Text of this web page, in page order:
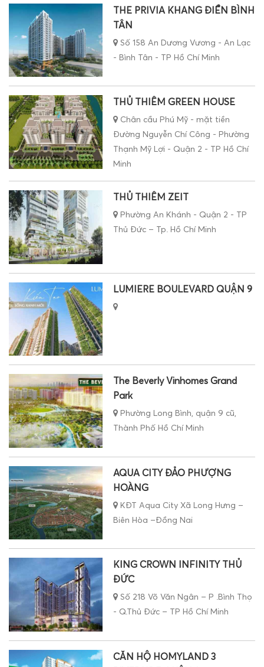
THE PRIVIA KHANG ĐIỀN BÌNH
TÂN
Số 158 An Dương Vương - An Lạc
- Bình Tân - TP Hồ Chí Minh
THỦ THIÊM GREEN HOUSE
Chân cầu Phú Mỹ - mặt tiền
Đường Nguyễn Chí Công - Phường
Thạnh Mỹ Lợi - Quận 2 - TP Hồ Chí
Minh
THỦ THIÊM ZEIT
Phường An Khánh - Quận 2 - TP
Thủ Đức – Tp. Hồ Chí Minh
LUMIERE BOULEVARD QUẬN 9
The Beverly Vinhomes Grand
Park
Phường Long Bình, quận 9 cũ,
Thành Phố Hồ Chí Minh
AQUA CITY ĐẢO PHƯỢNG
HOÀNG
KĐT Aqua City Xã Long Hưng –
Biên Hòa –Đồng Nai
KING CROWN INFINITY THỦ
ĐỨC
Số 218 Võ Văn Ngân – P .Bình Thọ
- Q.Thủ Đức – TP Hồ Chí Minh
CĂN HỘ HOMYLAND 3